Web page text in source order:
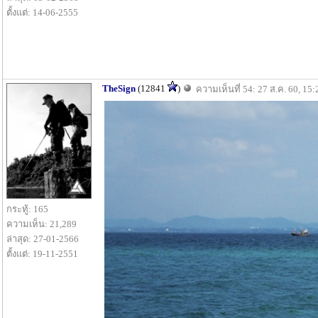
ตั้งแต่: 14-06-2555
กระทู้: 165
ความเห็น: 21,289
ล่าสุด: 27-01-2566
ตั้งแต่: 19-11-2551
TheSign (12841 ) ความเห็นที่ 54: 27 ส.ค. 60,